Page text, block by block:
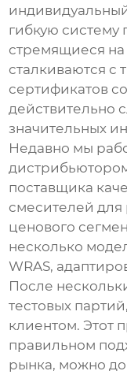
гибкую систему
стремящиеся
сталкиваются с
сертификатов
действительно
значительных
Недавно мы
поставщика
смесителей
ценового
несколько
WRAS,
После
тестовых
клиентом. Этот
правильном
рынка, можно